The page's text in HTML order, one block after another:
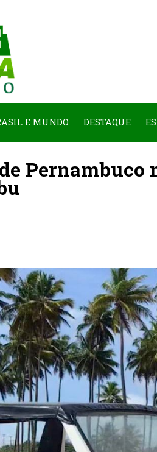
E MUNDO DESTAQUE
Pernambuco